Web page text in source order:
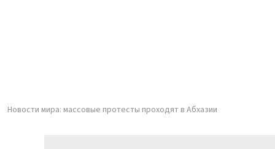
Новости мира: массовые протесты проходят в Абхазии